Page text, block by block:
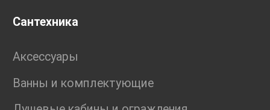
Сантехника
Аксессуары
Ванны и комплектующие